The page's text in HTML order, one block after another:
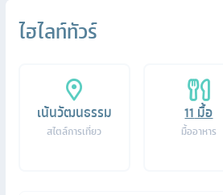
ไฮไลท์ทัวร์
เน้นวัฒนธรรม
สไตล์การเที่ยว
11มื้อ
มื้ออาหาร